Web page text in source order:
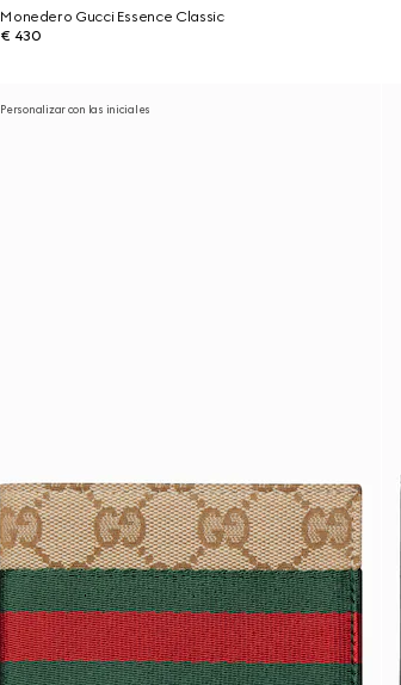
Monedero Gucci Essence Classic
€ 430
Personalizar con las iniciales